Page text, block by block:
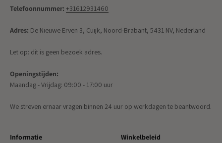
Telefoonnummer: +31612931460
Adres: De Nieuwe Erven 3, Cuijk, Noord-Brabant, 5431 NV, Nederland
Let op: dit is geen bezoek adres.
Openingstijden:
Maandag - Vrijdag: 09:00 - 17:00 uur
We streven ernaar vragen binnen 24 uur op werkdagen te beantwoord.
Informatie Winkelbeleid